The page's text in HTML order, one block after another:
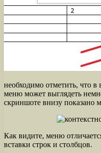
необходимо отметить, что
меню может выглядеть
скриншоте внизу показано
Как видите, меню
вставки строк и столбцов.